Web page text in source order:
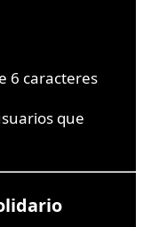
6 caracteres
que